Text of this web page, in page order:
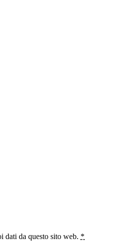
dati da questo sito web. *